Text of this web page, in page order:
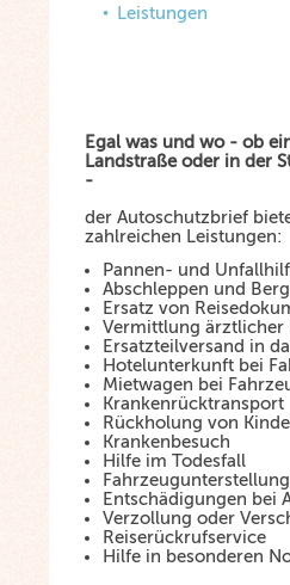
Leistungen
Egal was und wo - ob
Landstraße oder in der
-
der Autoschutzbrief
zahlreichen Leistungen:
Pannen- und
Abschleppen und
Ersatz von
Vermittlung ärztlicher
Ersatzteilversand in
Hotelunterkunft bei
Mietwagen bei
Krankenrücktransport
Rückholung von
Krankenbesuch
Hilfe im Todesfall
Entschädigungen bei
Verzollung oder
Reiserückrufservice
Hilfe in besonderen